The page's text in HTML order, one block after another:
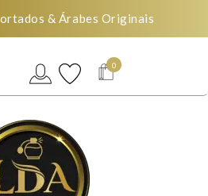
& Árabes Originais
0